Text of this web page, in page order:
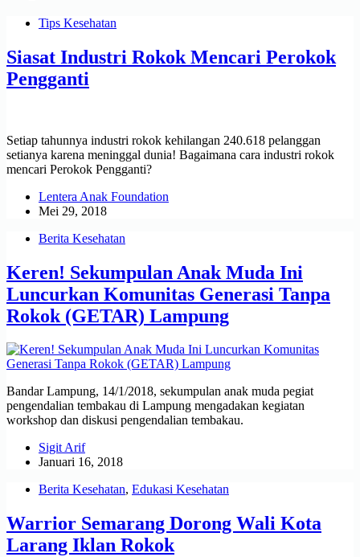
Tips Kesehatan
Siasat Industri Rokok Mencari Perokok
Pengganti
Setiap tahunnya industri rokok kehilangan 240.618 pelanggan
setianya karena meninggal dunia! Bagaimana cara industri rokok
mencari Perokok Pengganti?
Lentera Anak Foundation
Mei 29, 2018
Berita Kesehatan
Keren! Sekumpulan Anak Muda Ini
Luncurkan Komunitas Generasi Tanpa
Rokok (GETAR) Lampung
Bandar Lampung, 14/1/2018, sekumpulan anak muda pegiat
pengendalian tembakau di Lampung mengadakan kegiatan
workshop dan diskusi pengendalian tembakau.
Sigit Arif
Januari 16, 2018
Berita Kesehatan, Edukasi Kesehatan
Warrior Semarang Dorong Wali Kota
Larang Iklan Rokok